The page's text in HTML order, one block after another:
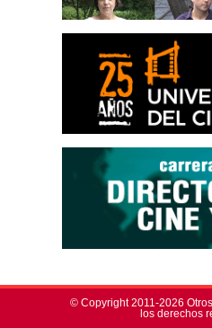
© Copyright 2011-2026
los derechos